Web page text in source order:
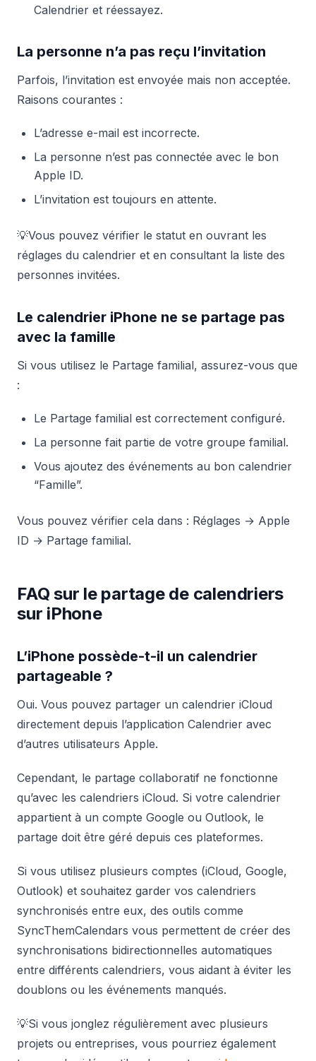
Calendrier et réessayez.
La personne n’a pas reçu l’invitation
Parfois, l’invitation est envoyée mais non acceptée.
Raisons courantes :
L’adresse e-mail est incorrecte.
La personne n’est pas connectée avec le bon
Apple ID.
L’invitation est toujours en attente.
💡Vous pouvez vérifier le statut en ouvrant les
réglages du calendrier et en consultant la liste des
personnes invitées.
Le calendrier iPhone ne se partage pas
avec la famille
Si vous utilisez le Partage familial, assurez-vous que
:
Le Partage familial est correctement configuré.
La personne fait partie de votre groupe familial.
Vous ajoutez des événements au bon calendrier
“Famille”.
Vous pouvez vérifier cela dans : Réglages → Apple
ID → Partage familial.
FAQ sur le partage de calendriers
sur iPhone
L’iPhone possède-t-il un calendrier
partageable ?
Oui. Vous pouvez partager un calendrier iCloud
directement depuis l’application Calendrier avec
d’autres utilisateurs Apple.
Cependant, le partage collaboratif ne fonctionne
qu’avec les calendriers iCloud. Si votre calendrier
appartient à un compte Google ou Outlook, le
partage doit être géré depuis ces plateformes.
Si vous utilisez plusieurs comptes (iCloud, Google,
Outlook) et souhaitez garder vos calendriers
synchronisés entre eux, des outils comme
SyncThemCalendars vous permettent de créer des
synchronisations bidirectionnelles automatiques
entre différents calendriers, vous aidant à éviter les
doublons ou les événements manqués.
💡Si vous jonglez régulièrement avec plusieurs
projets ou entreprises, vous pourriez également